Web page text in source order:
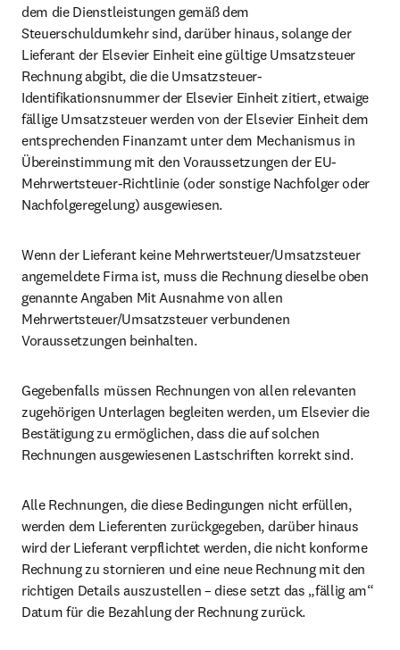
dem die Dienstleistungen gemäß dem
Steuerschuldumkehr sind, darüber hinaus, solange der
Lieferant der Elsevier Einheit eine gültige Umsatzsteuer
Rechnung abgibt, die die Umsatzsteuer-
Identifikationsnummer der Elsevier Einheit zitiert, etwaige
fällige Umsatzsteuer werden von der Elsevier Einheit dem
entsprechenden Finanzamt unter dem Mechanismus in
Übereinstimmung mit den Voraussetzungen der EU-
Mehrwertsteuer-Richtlinie (oder sonstige Nachfolger oder
Nachfolgeregelung) ausgewiesen.
Wenn der Lieferant keine Mehrwertsteuer/Umsatzsteuer
angemeldete Firma ist, muss die Rechnung dieselbe oben
genannte Angaben Mit Ausnahme von allen
Mehrwertsteuer/Umsatzsteuer verbundenen
Voraussetzungen beinhalten.
Gegebenfalls müssen Rechnungen von allen relevanten
zugehörigen Unterlagen begleiten werden, um Elsevier die
Bestätigung zu ermöglichen, dass die auf solchen
Rechnungen ausgewiesenen Lastschriften korrekt sind.
Alle Rechnungen, die diese Bedingungen nicht erfüllen,
werden dem Lieferenten zurückgegeben, darüber hinaus
wird der Lieferant verpflichtet werden, die nicht konforme
Rechnung zu stornieren und eine neue Rechnung mit den
richtigen Details auszustellen – diese setzt das „fällig am“
Datum für die Bezahlung der Rechnung zurück.